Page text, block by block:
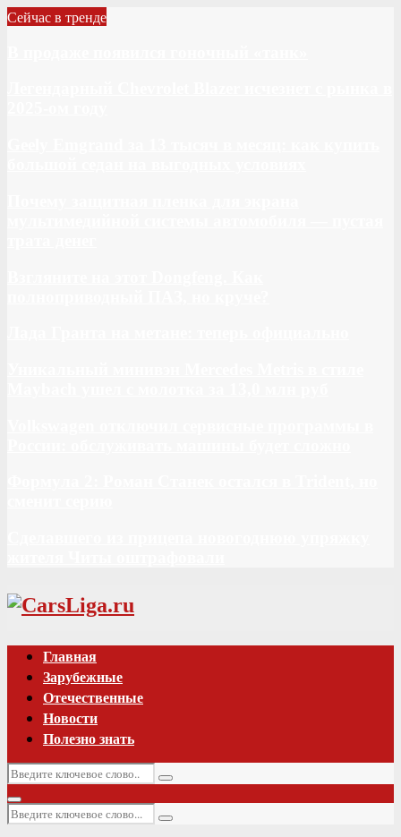
Сейчас в тренде
Vk
Главная
Зарубежные
Отечественные
Новости
Полезно знать
Искать:
Поиск
Основное
меню
Искать:
Поиск